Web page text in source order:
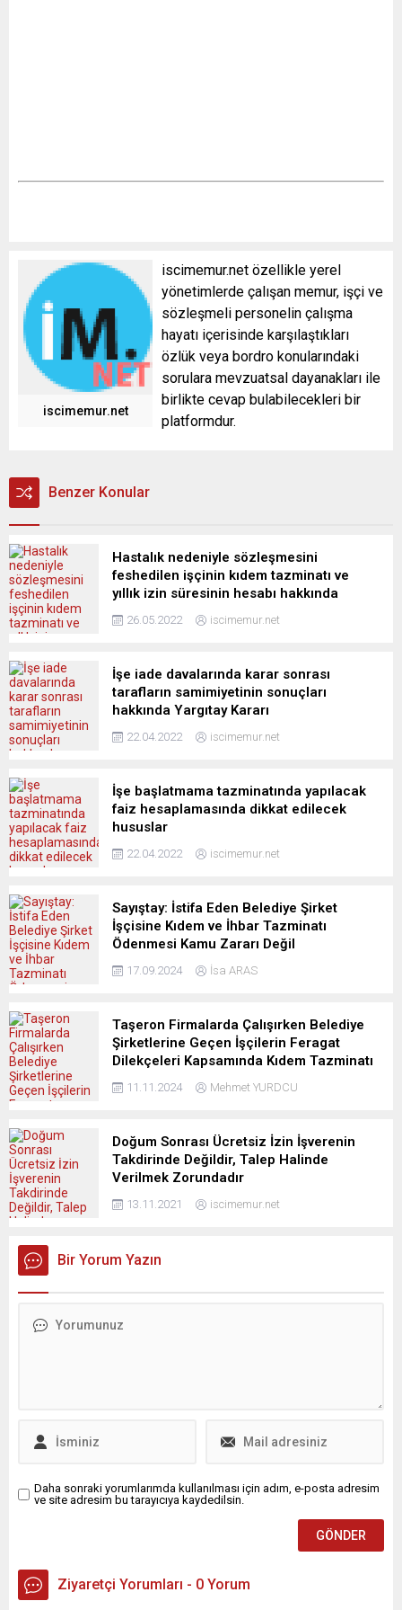
iscimemur.net
iscimemur.net özellikle yerel
yönetimlerde çalışan memur, işçi ve
sözleşmeli personelin çalışma
hayatı içerisinde karşılaştıkları
özlük veya bordro konularındaki
sorulara mevzuatsal dayanakları ile
birlikte cevap bulabilecekleri bir
platformdur.
Benzer Konular
Hastalık nedeniyle sözleşmesini
feshedilen işçinin kıdem tazminatı ve
yıllık izin süresinin hesabı hakkında
26.05.2022 iscimemur.net
İşe iade davalarında karar sonrası
tarafların samimiyetinin sonuçları
hakkında Yargıtay Kararı
22.04.2022 iscimemur.net
İşe başlatmama tazminatında yapılacak
faiz hesaplamasında dikkat edilecek
hususlar
22.04.2022 iscimemur.net
Sayıştay: İstifa Eden Belediye Şirket
İşçisine Kıdem ve İhbar Tazminatı
Ödenmesi Kamu Zararı Değil
17.09.2024 İsa ARAS
Taşeron Firmalarda Çalışırken Belediye
Şirketlerine Geçen İşçilerin Feragat
Dilekçeleri Kapsamında Kıdem Tazminatı
11.11.2024 Mehmet YURDCU
Doğum Sonrası Ücretsiz İzin İşverenin
Takdirinde Değildir, Talep Halinde
Verilmek Zorundadır
13.11.2021 iscimemur.net
Bir Yorum Yazın
Daha sonraki yorumlarımda kullanılması için adım, e-posta adresim
ve site adresim bu tarayıcıya kaydedilsin.
Ziyaretçi Yorumları - 0 Yorum